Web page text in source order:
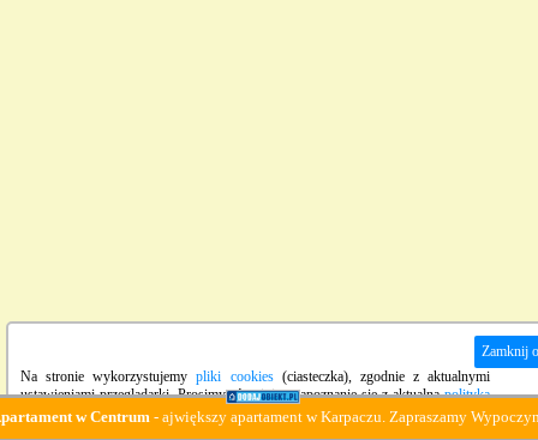
Zamknij
Na stronie wykorzystujemypliki cookies(ciasteczka), zgodnie z aktualnymi
ustawieniami przeglądarki. Prosimy również o zapoznanie się z aktualnąpolityką
prywatnościstrony.
w Centrum- ajwiększy apartament w Karpaczu. Zapraszamy Wypoczynek :-)